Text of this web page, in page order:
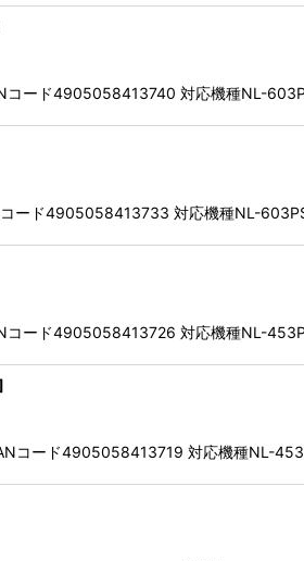
コード4905058413740 対応機種NL-
ード4905058413733 対応機種NL-
コード4905058413726 対応機種NL-
コード4905058413719 対応機種NL-